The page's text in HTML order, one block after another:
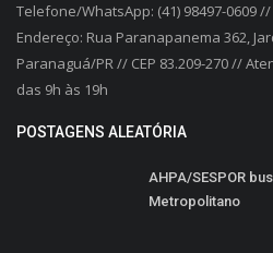
Telefone/WhatsApp: (41) 98497-0609
Endereço: Rua Paranapanema 362,
Paranaguá/PR // CEP 83.209-270 //
das 9h às 19h
POSTAGENS ALEATÓRIA
AHPA/SESPOR
Metropolitano